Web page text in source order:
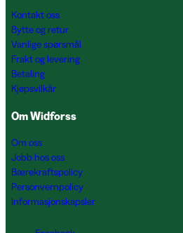
Kontakt oss
Bytte og retur
Vanlige spørsmål
Frakt og levering
Betaling
Kjøpsvilkår
Om Widforss
Om oss
Jobb hos oss
Bærekraftspolicy
Personvernpolicy
Informasjonskapsler